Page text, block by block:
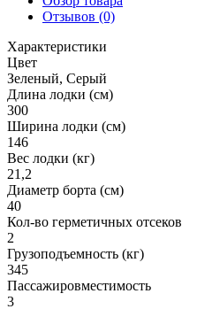
Отзывов (0)
Характеристики
Цвет
Зеленый, Серый
Длина лодки (см)
300
Ширина лодки (см)
146
Вес лодки (кг)
21,2
Диаметр борта (см)
40
Кол-во герметичных отсеков
2
Грузоподъемность (кг)
345
Пассажировместимость
3